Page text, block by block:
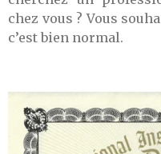
chez vous ? Vous
c’est bien normal.